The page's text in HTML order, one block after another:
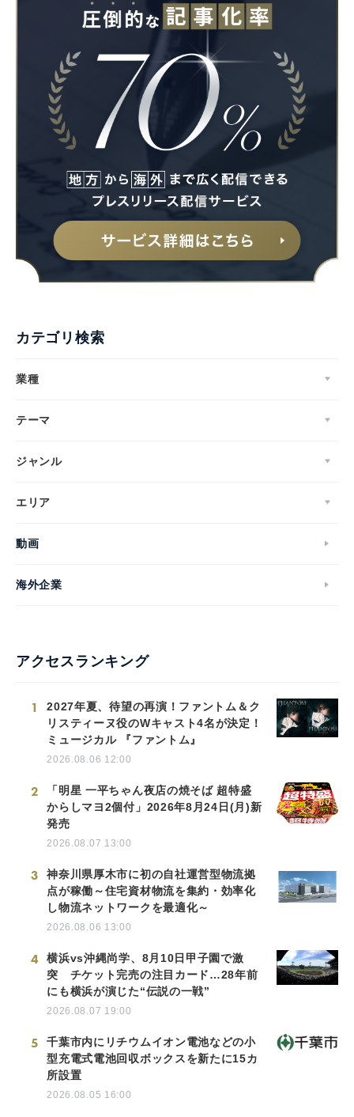
カテゴリ検索
業種
テーマ
ジャンル
エリア
動画
海外企業
アクセスランキング
1
2027年夏、待望の再演！ファントム＆ク
リスティーヌ役のWキャスト4名が決定！
ミュージカル 『ファントム』
2026.08.06 12:00
2
「明星 一平ちゃん夜店の焼そば 超特盛
からしマヨ2個付」2026年8月24日(月)新
発売
2026.08.07 13:00
3
神奈川県厚木市に初の自社運営型物流拠
点が稼働～住宅資材物流を集約・効率化
し物流ネットワークを最適化～
2026.08.06 13:00
4
横浜vs沖縄尚学、8月10日甲子園で激
突 チケット完売の注目カード…28年前
にも横浜が演じた“伝説の一戦”
2026.08.07 19:00
5
千葉市内にリチウムイオン電池などの小
型充電式電池回収ボックスを新たに15カ
所設置
2026.08.05 16:00